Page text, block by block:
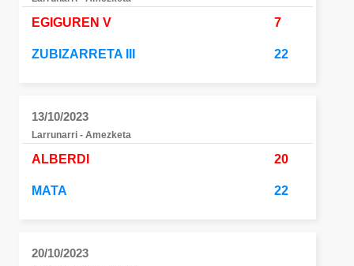
EGIGUREN V 7
ZUBIZARRETA III 22
13/10/2023
Larrunarri - Amezketa
ALBERDI 20
MATA 22
20/10/2023